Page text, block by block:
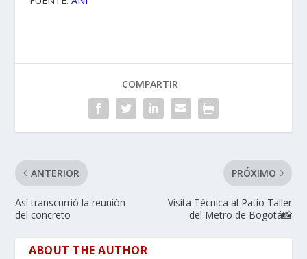
COMPARTIR
ANTERIOR
Así transcurrió la reunión
del concreto
PRÓXIMO
Visita Técnica al Patio Taller
del Metro de Bogotá📸
ABOUT THE AUTHOR